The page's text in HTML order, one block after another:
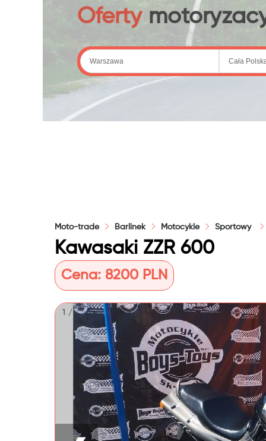
Oferty
Moto-trade Barlinek Motocykle Sportowy
Kawasaki ZZR 600
Cena: 8200 PLN
1 / 8